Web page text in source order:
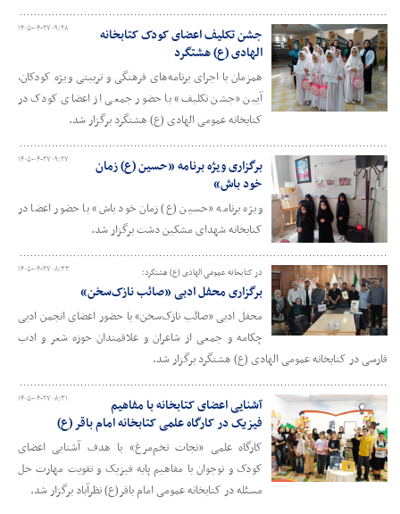
۱۴۰۵-۰۴-۲۷ ۰۹:۲۸
جشن تکلیف اعضای کودک کتابخانه
الهادی (ع) هشتگرد
همزمان با اجرای برنامه‌های فرهنگی و تربیتی ویژه کودکان،
آیین «جشن تکلیف» با حضور جمعی از اعضای کودک در
کتابخانه عمومی الهادی (ع) هشتگرد برگزار شد.
۱۴۰۵-۰۴-۲۷ ۰۹:۲۷
برگزاری ویژه برنامه «حسین (ع) زمان
خود باش»
ویژه برنامه «حسین (ع) زمان خود باش» با حضور اعضا در
کتابخانه شهدای مشکین دشت برگزار شد.
۱۴۰۵-۰۴-۲۷ ۰۸:۳۳ در کتابخانه عمومی الهادی (ع) هشتگرد؛
برگزاری محفل ادبی «صائب نازک‌سخن»
محفل ادبی «صائب نازک‌سخن» با حضور اعضای انجمن ادبی
چکامه و جمعی از شاعران و علاقمندان حوزه شعر و ادب
فارسی در کتابخانه عمومی الهادی (ع) هشتگرد برگزار شد.
۱۴۰۵-۰۴-۲۷ ۰۸:۳۱
آشنایی اعضای کتابخانه با مفاهیم
فیزیک در کارگاه علمی کتابخانه امام باقر (ع)
کارگاه علمی «نجات تخم‌مرغ» با هدف آشنایی اعضای
کودک و نوجوان با مفاهیم پایه فیزیک و تقویت مهارت حل
مسئله در کتابخانه عمومی امام باقر(ع) نظرآباد برگزار شد.